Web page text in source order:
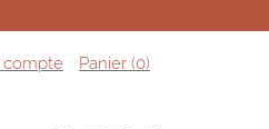
compte Panier (0)